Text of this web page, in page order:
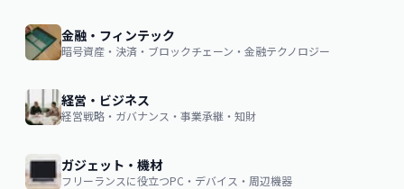
金融・フィンテック
暗号資産・決済・ブロックチェーン・金融テクノロジー
経営・ビジネス
経営戦略・ガバナンス・事業承継・知財
ガジェット・機材
フリーランスに役立つPC・デバイス・周辺機器